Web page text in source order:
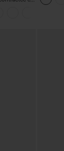
poche
haut-